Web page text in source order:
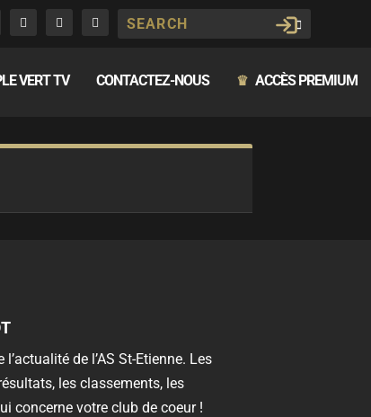
VERT TV CONTACTEZ-NOUS ♛ ACCÈS PREMIUM
de l’AS St-Etienne. Les
les classements, les
concerne votre club de coeur !